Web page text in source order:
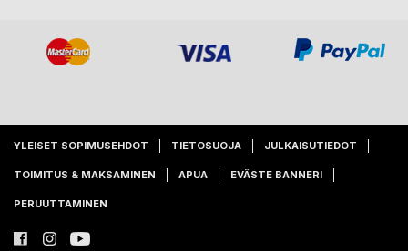
YLEISET SOPIMUSEHDOT TIETOSUOJA JULKAISUTIEDOT
TOIMITUS & MAKSAMINEN APUA EVÄSTE BANNERI
PERUUTTAMINEN